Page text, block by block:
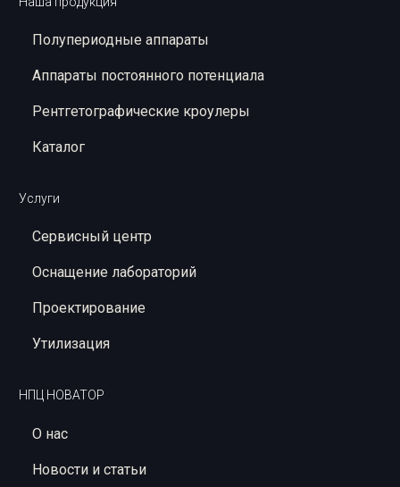
Полупериодные аппараты
Аппараты постоянного потенциала
Рентгетографические кроулеры
Каталог
Услуги
Сервисный центр
Оснащение лабораторий
Проектирование
Утилизация
НПЦ НОВАТОР
О нас
Новости и статьи